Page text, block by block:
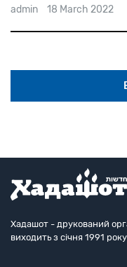
admin 18 March 2022
Хадашот - друкований
виходить з січня 1991